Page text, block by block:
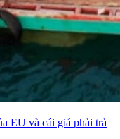
EU và cái giá phải trả